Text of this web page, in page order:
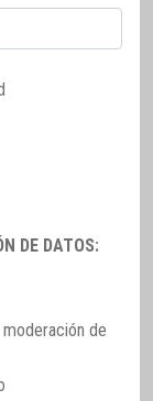
DE DATOS:
de